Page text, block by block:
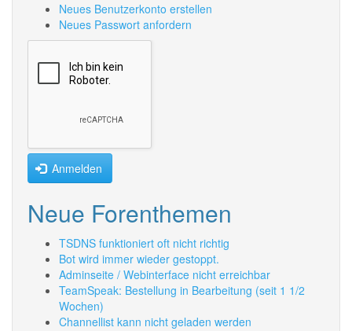
Neues Benutzerkonto erstellen
Neues Passwort anfordern
Anmelden
Neue Forenthemen
TSDNS funktioniert oft nicht richtig
Bot wird immer wieder gestoppt.
Adminseite / Webinterface nicht erreichbar
TeamSpeak: Bestellung in Bearbeitung (seit 1 1/2
Wochen)
Channellist kann nicht geladen werden